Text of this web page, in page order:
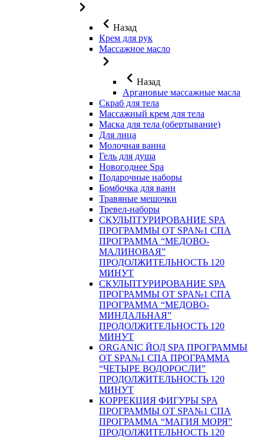
Назад
Крем для рук
Массажное масло
Назад
Аргановые массажные масла
Скраб для тела
Массажный крем для тела
Маска для тела (обертывание)
Для лица
Молочная ванна
Гель для душа
Новогоднее Spa
Подарочные наборы
Бомбочка для ванн
Травяные мешочки
Тревел-наборы
СКУЛЬПТУРИРОВАНИЕ SPA
ПРОГРАММЫ ОТ SPA№1 СПА
ПРОГРАММА “МЕДОВО-
МАЛИНОВАЯ”
ПРОДОЛЖИТЕЛЬНОСТЬ 120
МИНУТ
СКУЛЬПТУРИРОВАНИЕ SPA
ПРОГРАММЫ ОТ SPA№1 СПА
ПРОГРАММА “МЕДОВО-
МИНДАЛЬНАЯ”
ПРОДОЛЖИТЕЛЬНОСТЬ 120
МИНУТ
ORGANIC ЙОД SPA ПРОГРАММЫ
ОТ SPA№1 СПА ПРОГРАММА
“ЧЕТЫРЕ ВОДОРОСЛИ”
ПРОДОЛЖИТЕЛЬНОСТЬ 120
МИНУТ
КОРРЕКЦИЯ ФИГУРЫ SPA
ПРОГРАММЫ ОТ SPA№1 СПА
ПРОГРАММА “МАГИЯ МОРЯ”
ПРОДОЛЖИТЕЛЬНОСТЬ 120